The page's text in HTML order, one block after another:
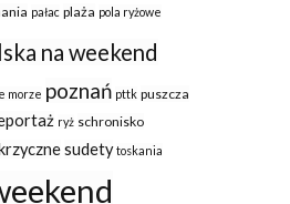
pałac plaża pola ryżowe
na weekend
morze poznań pttk puszcza
ryż schronisko
sudety toskania